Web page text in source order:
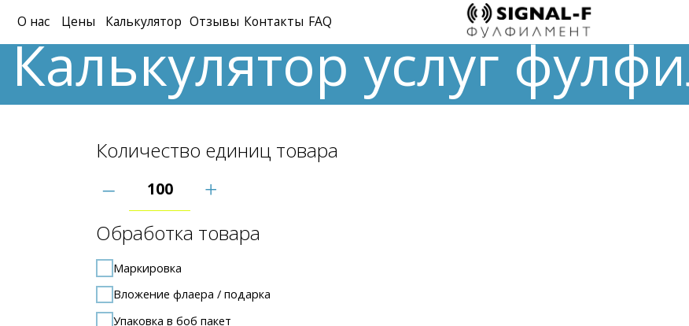
О нас Цены Калькулятор Отзывы Контакты FAQ
Обработка товара
Маркировка
Вложение флаера / подарка
Упаковка в боб пакет
Упаковка в Zip пакет
Калькулятор услуг